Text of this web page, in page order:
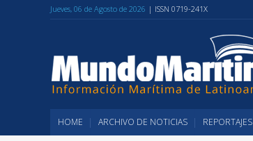
Jueves, 06 de Agosto de 2026 | ISSN 0719-241X
HOME ARCHIVO DE NOTICIAS REPORTAJES